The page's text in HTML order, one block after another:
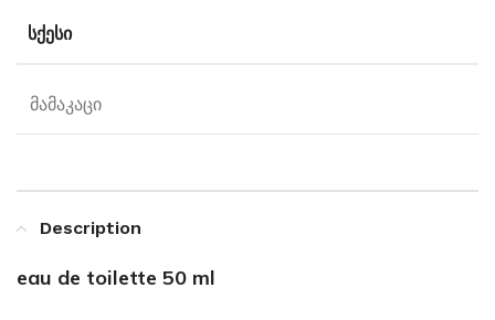
ᲡᲥᲔᲡᲘ
მამაკაცი
Description
eau de toilette 50 ml